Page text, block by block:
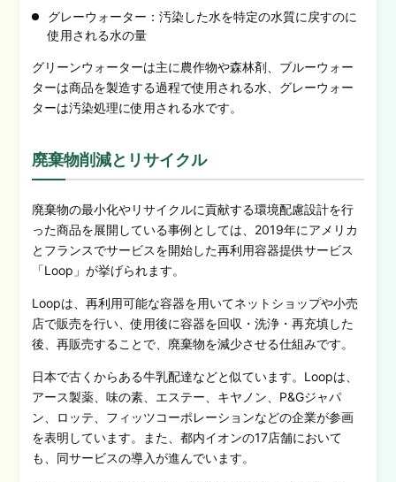
グレーウォーター：汚染した水を特定の水質に戻すのに
使用される水の量
グリーンウォーターは主に農作物や森林剤、ブルーウォー
ターは商品を製造する過程で使用される水、グレーウォー
ターは汚染処理に使用される水です。
廃棄物削減とリサイクル
廃棄物の最小化やリサイクルに貢献する環境配慮設計を行
った商品を展開している事例としては、2019年にアメリカ
とフランスでサービスを開始した再利用容器提供サービス
「Loop」が挙げられます。
Loopは、再利用可能な容器を用いてネットショップや小売
店で販売を行い、使用後に容器を回収・洗浄・再充填した
後、再販売することで、廃棄物を減少させる仕組みです。
日本で古くからある牛乳配達などと似ています。 Loopは、
アース製薬、味の素、エステー、キヤノン、P&Gジャパ
ン、ロッテ、フィッツコーポレーションなどの企業が参画
を表明しています。また、都内イオンの17店舗において
も、同サービスの導入が進んでいます。